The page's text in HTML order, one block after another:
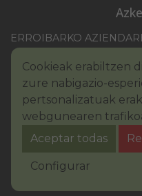
BANDOA – URAREN
2026KO
Legezko oharra
Cookieak erabiltzen
zure nabigazio-
pertsonalizatuak
webgunearen
Aceptar todas
Configurar